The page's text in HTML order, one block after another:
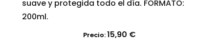
suave y protegida todo el día. FORMATO:
200ml.
Precio:15,90 €